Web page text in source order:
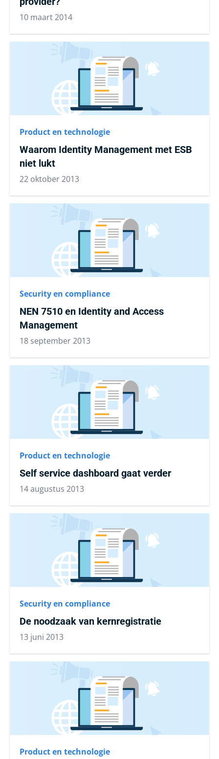
10 maart 2014
Product en technologie
Waarom Identity Management met ESB
niet lukt
22 oktober 2013
Security en compliance
NEN 7510 en Identity and Access
Management
18 september 2013
Product en technologie
Self service dashboard gaat verder
14 augustus 2013
Security en compliance
De noodzaak van kernregistratie
13 juni 2013
Product en technologie